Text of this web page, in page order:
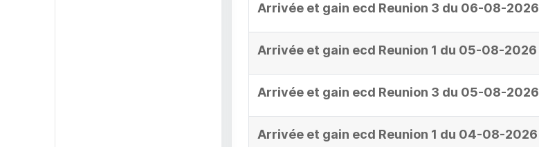
Arrivée et gain ecd Reunion 3 du 06-08-2026
Arrivée et gain ecd Reunion 1 du 05-08-2026
Arrivée et gain ecd Reunion 3 du 05-08-2026
Arrivée et gain ecd Reunion 1 du 04-08-2026